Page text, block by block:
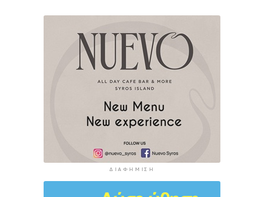
ΔΙΑΦΉΜΙΣΗ